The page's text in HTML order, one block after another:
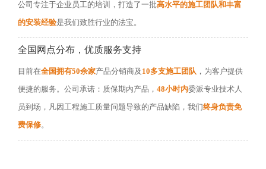
公司专注于企业员工的培训，打造了一批高水平的施工团队和丰富
的安装经验是我们致胜行业的法宝。
全国网点分布，优质服务支持
目前在全国拥有50余家产品分销商及 10多支施工团队 ，为客户提供
便捷的服务。公司承诺：质保期内产品， 48小时内委派专业技术人
员到场，凡因工程施工质量问题导致的产品缺陷，我们终身负责免
费保修。